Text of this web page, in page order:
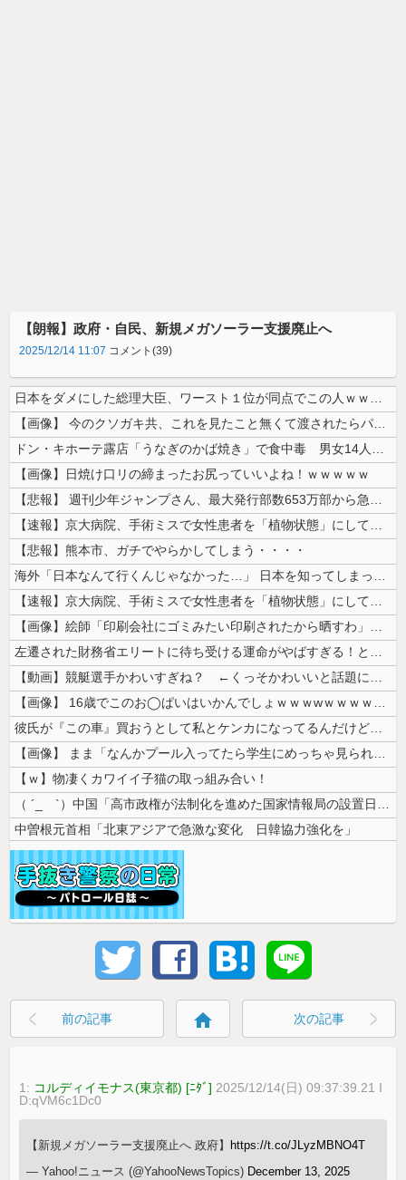
【朗報】政府・自民、新規メガソーラー支援廃止へ
2025/12/14 11:07 コメント(39)
日本をダメにした総理大臣、ワースト１位が同点でこの人ｗｗｗｗｗｗ
【画像】 今のクソガキ共、これを見たこと無くて渡されたらパニクるらしい...
ドン・キホーテ露店「うなぎのかば焼き」で食中毒 男女14人が発熱や腹痛...
【画像】日焼け口リの締まったお尻っていいよね！ｗｗｗｗｗ
【悲報】 週刊少年ジャンプさん、最大発行部数653万部から急降下でつい...
【速報】京大病院、手術ミスで女性患者を「植物状態」にしてしまう・・・
【悲報】熊本市、ガチでやらかしてしまう・・・・
海外「日本なんて行くんじゃなかった…」 日本を知ってしまったディズニー...
【速報】京大病院、手術ミスで女性患者を「植物状態」にしてしまう・・・
【画像】絵師「印刷会社にゴミみたい印刷されたから晒すわ」→お前がクレー...
左遷された財務省エリートに待ち受ける運命がやばすぎる！と話題に、経歴自...
【動画】競艇選手かわいすぎね？ ←くっそかわいいと話題にｗｗｗ 【Pi...
【画像】 16歳でこのお◯ぱいはいかんでしょｗｗｗwｗｗｗｗｗｗｗｗ❤
彼氏が『この車』買おうとして私とケンカになってるんだけどｗｗｗｗｗｗ
【画像】 まま「なんかプール入ってたら学生にめっちゃ見られたw」
【ｗ】物凄くカワイイ子猫の取っ組み合い！
（ ´_ゝ`）中国「高市政権が法制化を進めた国家情報局の設置日が7月3...
中曽根元首相「北東アジアで急激な変化 日韓協力強化を」
前の記事 home 次の記事
1: コルディイモナス(東京都) [ﾆﾀﾞ] 2025/12/14(日) 09:37:39.21 I
D:qVM6c1Dc0
【新規メガソーラー支援廃止へ 政府】
https://t.co/JLyzMBNO4T
— Yahoo!ニュース (@YahooNewsTopics) December 13, 2025